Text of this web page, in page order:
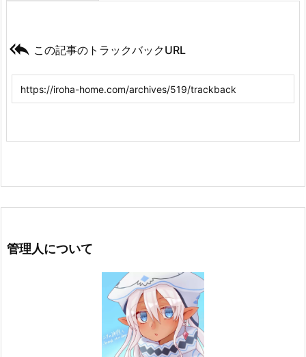
 この記事のトラックバックURL
管理人について